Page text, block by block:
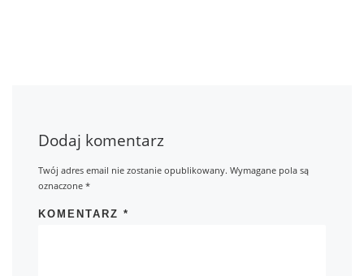
Dodaj komentarz
Twój adres email nie zostanie opublikowany. Wymagane pola są
oznaczone*
KOMENTARZ*